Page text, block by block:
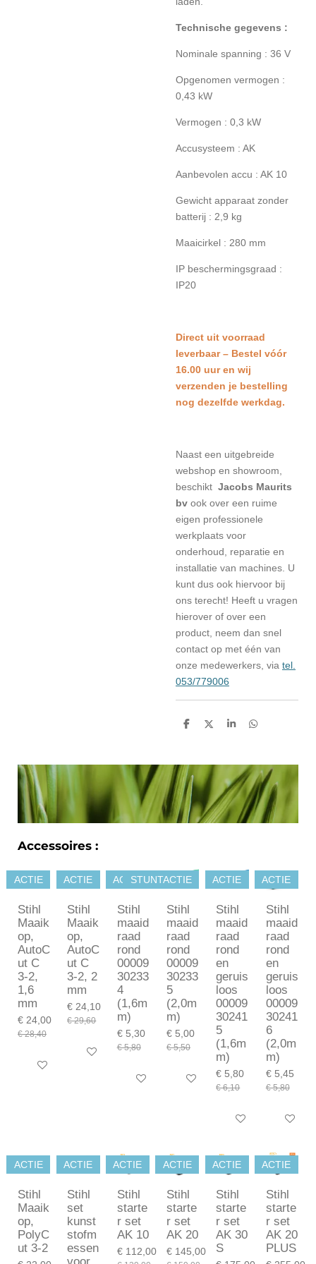
Technische gegevens :
Nominale spanning : 36 V
Opgenomen vermogen :
0,43 kW
Vermogen : 0,3 kW
Accusysteem : AK
Aanbevolen accu : AK 10
Gewicht apparaat zonder
batterij : 2,9 kg
Maaicirkel : 280 mm
IP beschermingsgraad :
IP20
Direct uit voorraad
leverbaar – Bestel vóór
16.00 uur en wij
verzenden je bestelling
nog dezelfde werkdag.
Naast een uitgebreide
webshop en showroom,
beschikt Jacobs Maurits
bv ook over een ruime
eigen professionele
werkplaats voor
onderhoud, reparatie en
installatie van machines. U
kunt dus ook hiervoor bij
ons terecht! Heeft u vragen
hierover of over een
product, neem dan snel
contact op met één van
onze medewerkers, via tel.
053/779006
D
n
D
S
e
D
n
Accessoires :
ACTIE
Stihl
Maaik
op,
AutoC
ut C
3-2,
1,6
mm
€ 24,00
€ 28,40
In winkelwagen
ACTIE
Stihl
Maaik
op,
AutoC
ut C
3-2, 2
mm
€ 24,10
€ 29,60
In winkelwagen
ACTIE
Stihl
maaid
raad
rond
00009
30233
4
(1,6m
m)
€ 5,30
€ 5,80
In winkelwagen
STUNTACTIE
Stihl
maaid
raad
rond
00009
30233
5
(2,0m
m)
€ 5,00
€ 5,50
In winkelwagen
ACTIE
Stihl
maaid
raad
rond
en
geruis
loos
00009
30241
5
(1,6m
m)
€ 5,80
€ 6,10
In winkelwagen
ACTIE
Stihl
maaid
raad
rond
en
geruis
loos
00009
30241
6
(2,0m
m)
€ 5,45
€ 5,80
In
ACTIE
Stihl
Maaik
op,
PolyC
ut 3-2
ACTIE
Stihl
set
kunst
stofm
essen
ACTIE
Stihl
starte
r set
AK 10
€ 112,00
ACTIE
Stihl
starte
r set
AK 20
€ 145,00
ACTIE
Stihl
starte
r set
AK 30
S
ACTIE
Stihl
starte
r set
AK 20
PLUS